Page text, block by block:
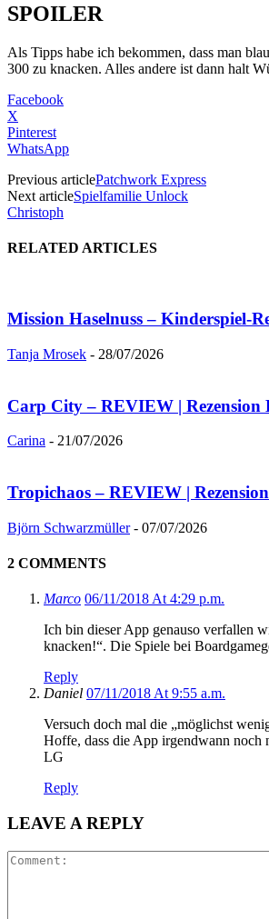
SPOILER
Als Tipps habe ich bekommen, dass man
300 zu knacken. Alles andere ist dann halt
Facebook
X
Pinterest
WhatsApp
Previous articlePatchwork Express
Next articleSpielfamilie Unlock
Christoph
RELATED ARTICLES
Mission Haselnuss – Kinderspiel-
Tanja Mrosek - 28/07/2026
Carp City – REVIEW | Rezension
Carina - 21/07/2026
Tropichaos – REVIEW |
Björn Schwarzmüller - 07/07/2026
2 COMMENTS
Marco 06/11/2018 At 4:29 p.m.
Ich bin dieser App genauso verfallen
knacken!“. Die Spiele bei
Reply
Daniel 07/11/2018 At 9:55 a.m.
Versuch doch mal die „möglichst
Hoffe, dass die App irgendwann noch
LG
Reply
LEAVE A REPLY